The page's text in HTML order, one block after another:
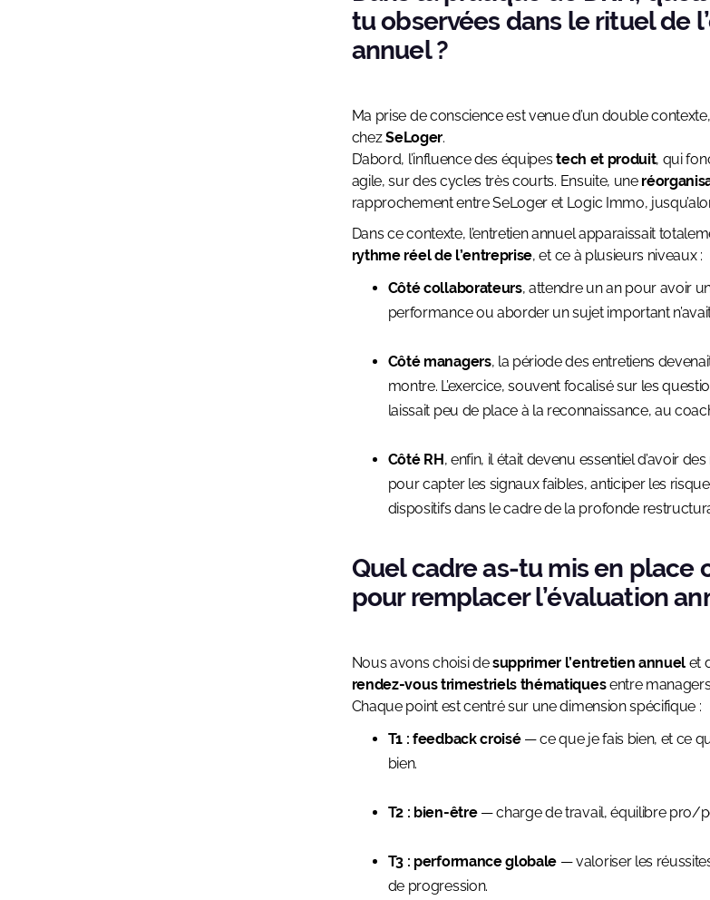
tu observées dans le rituel de
annuel ?
Ma prise de conscience est venue d’un double
chezSeLoger.
D’abord, l’influence des équipestech et produit, qui
agile, sur des cycles très courts. Ensuite, une
rapprochement entre SeLoger et Logic Immo,
Dans ce contexte, l’entretien annuel apparaissait
rythme réel de l’entreprise, et ce à plusieurs niveaux :
Côté collaborateurs, attendre un an pour avoir
performance ou aborder un sujet important
Côté managers, la période des entretiens
montre. L’exercice, souvent focalisé sur les
laissait peu de place à la reconnaissance, au
Côté RH, enfin, il était devenu essentiel d’avoir des
pour capter les signaux faibles, anticiper les
dispositifs dans le cadre de la profonde
Quel cadre as-tu mis en place
pour remplacer l’évaluation
Nous avons choisi desupprimer l’entretien annuel et
rendez-vous trimestriels thématiquesentre
Chaque point est centré sur une dimension spécifique :
T1 : feedback croisé— ce que je fais bien, et ce
bien.
T2 : bien-être— charge de travail, équilibre pro/
T3 : performance globale — valoriser les
de progression.